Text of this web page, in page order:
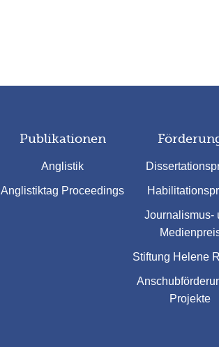
Publikationen
Anglistik
Anglistiktag Proceedings
Journalismus-
Stiftung Helene
Projekte